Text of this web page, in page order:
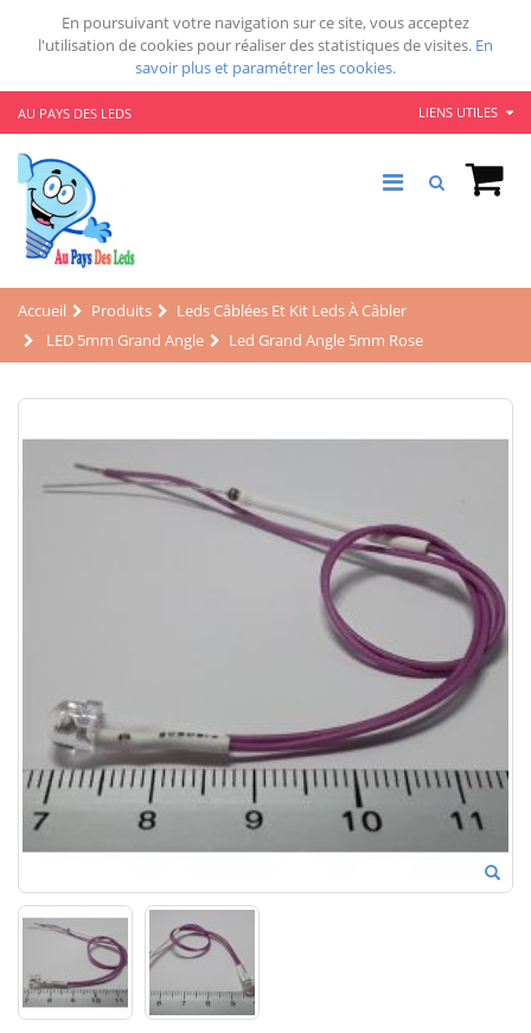
En poursuivant votre navigation sur ce site, vous acceptez
l'utilisation de cookies pour réaliser des statistiques de visites. En
savoir plus et paramétrer les cookies.
AU PAYS DES LEDS LIENS UTILES
Accueil Produits
Leds Câblées Et Kit Leds À Câbler
LED 5mm Grand Angle
Led Grand Angle 5mm Rose